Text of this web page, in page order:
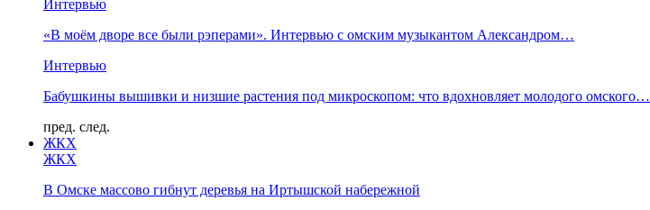
Интервью
«В моём дворе все были рэперами». Интервью с омским музыкантом Александром…
Интервью
Бабушкины вышивки и низшие растения под микроскопом: что вдохновляет молодого омского…
пред. след.
ЖКХ
ЖКХ
В Омске массово гибнут деревья на Иртышской набережной